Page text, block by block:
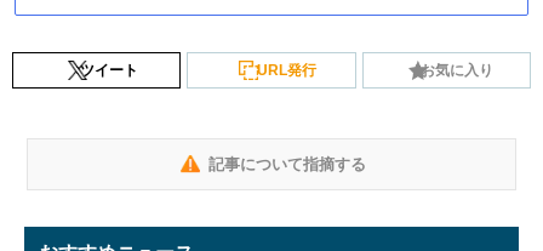
ツイート URL発行 お気に入り
記事について指摘する